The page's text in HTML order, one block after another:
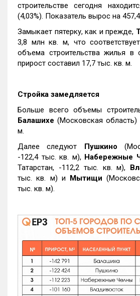
строительстве сегодня
(4,03%). Показатель вырос на
Замыкает пятерку, как и прежде,
3,8 млн кв. м, что
объема строительства жилья в
прирост составил 17,7 тыс. кв. м.
Стройка замедляется
Больше всего объемы
Балашихе (Московская область)
м.
Далее следуют Пушкино
-122,4 тыс. кв. м), Набережные
Татарстан, -112,2 тыс. кв. м),
тыс. кв. м) и Мытищи
тыс. кв. м).